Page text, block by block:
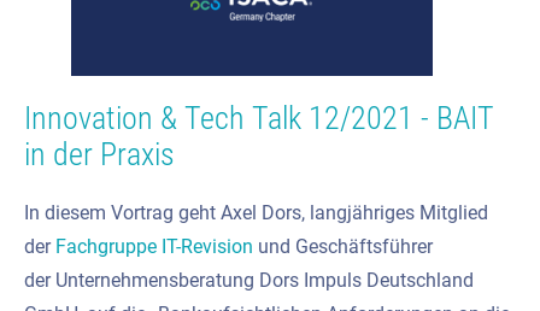
Innovation & Tech Talk 12/2021 - BAIT
in der Praxis
In diesem Vortrag geht Axel Dors, langjähriges Mitglied
der Fachgruppe IT-Revision und Geschäftsführer
der Unternehmensberatung Dors Impuls Deutschland